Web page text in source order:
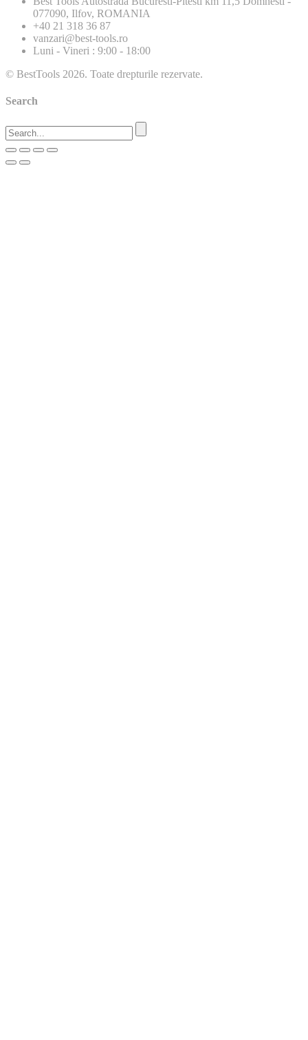
077090, Ilfov, ROMANIA
+40 21 318 36 87
vanzari@best-tools.ro
Luni - Vineri : 9:00 - 18:00
© BestTools 2026. Toate drepturile rezervate.
Search